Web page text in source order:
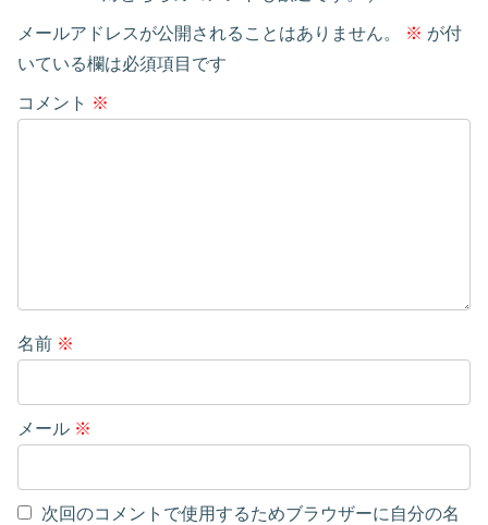
メールアドレスが公開されることはありません。 ※ が付
いている欄は必須項目です
コメント ※
名前 ※
メール ※
次回のコメントで使用するためブラウザーに自分の名